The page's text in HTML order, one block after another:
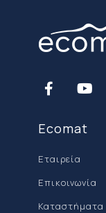
Ecomat
Εταιρεία
Επικοινωνία
Καταστήματα